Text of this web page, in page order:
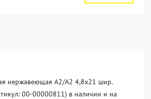
нержавеющая A2/A2 4,8x21 шир.
00-00000811) в наличии и на